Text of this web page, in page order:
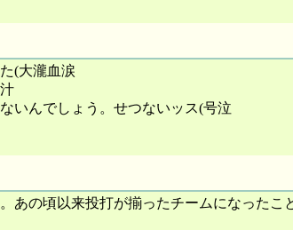
(大瀧血涙
いんでしょう。せつないッス(号泣
の頃以来投打が揃ったチームになった